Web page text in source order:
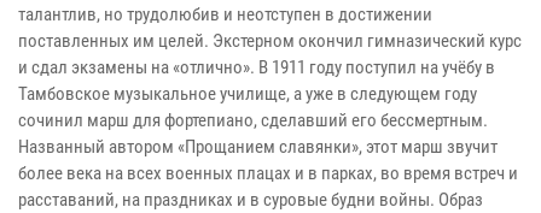
талантлив, но трудолюбив и неотступен в достижении
поставленных им целей. Экстерном окончил гимназический курс
и сдал экзамены на «отлично». В 1911 году поступил на учёбу в
Тамбовское музыкальное училище, а уже в следующем году
сочинил марш для фортепиано, сделавший его бессмертным.
Названный автором «Прощанием славянки», этот марш звучит
более века на всех военных плацах и в парках, во время встреч и
расставаний, на праздниках и в суровые будни войны. Образ